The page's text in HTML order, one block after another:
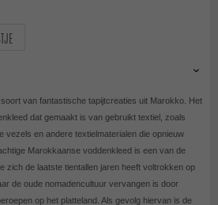
van fantastische tapijtcreaties uit Marokko. Het
dat gemaakt is van gebruikt textiel, zoals
vezels en andere textielmaterialen die opnieuw
Marokkaanse voddenkleed is een van de
zich de laatste tientallen jaren heeft voltrokken op
de oude nomadencultuur vervangen is door
op het platteland. Als gevolg hiervan is de